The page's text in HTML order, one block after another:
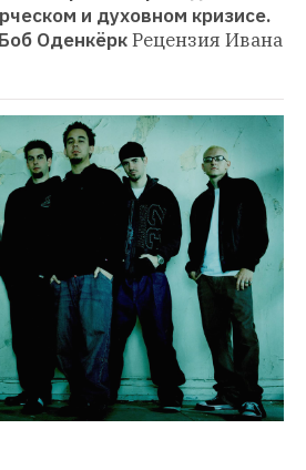
и духовном кризисе.
ОденкёркРецензия Ивана